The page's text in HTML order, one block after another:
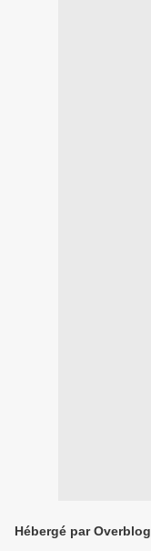
Hébergé par Overblog